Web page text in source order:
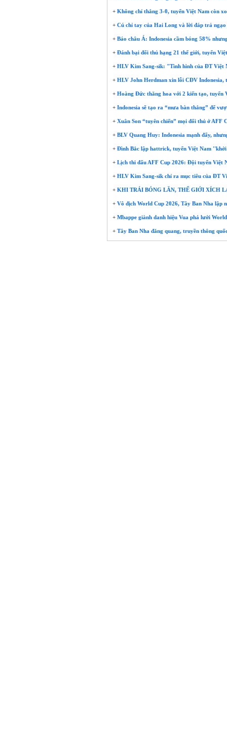
+ Không chỉ thắng 3-0, tuyển Việt Nam còn
+ Cú chỉ tay của Hai Long và lời đáp trả
+ Báo châu Á: Indonesia cầm bóng 58%
+ Đánh bại đối thủ hạng 21 thế giới, tuyển
+ HLV Kim Sang-sik: "Tình hình của ĐT Việt
+ HLV John Herdman xin lỗi CĐV
+ Hoàng Đức thăng hoa với 2 kiến tạo, tuyển
+ Indonesia sẽ tạo ra “mưa bàn thắng” để
+ Xuân Son “tuyên chiến” mọi đối thủ ở AFF
+ BLV Quang Huy: Indonesia mạnh đấy,
+ Đình Bắc lập hattrick, tuyển Việt Nam
+ Lịch thi đấu AFF Cup 2026: Đội tuyển Việt
+ HLV Kim Sang-sik chỉ ra mục tiêu của ĐT
+ KHI TRÁI BÓNG LĂN, THẾ GIỚI XÍCH
+ Vô địch World Cup 2026, Tây Ban Nha lập
+ Mbappe giành danh hiệu Vua phá lưới
+ Tây Ban Nha đăng quang, truyền thông